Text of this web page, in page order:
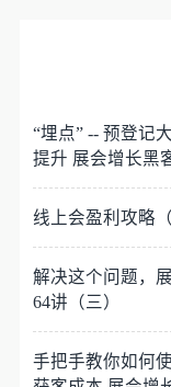
“埋点” -- 预登记
提升 展会增长黑
线上会盈利攻略
解决这个问题，
64讲（三）
手把手教你如何